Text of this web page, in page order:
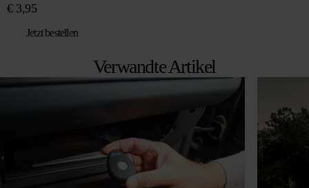
€3,95
Jetzt bestellen
Verwandte Artikel